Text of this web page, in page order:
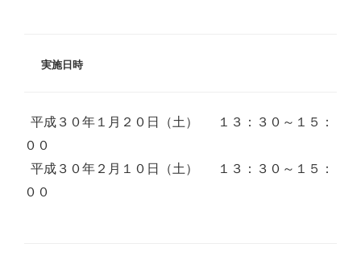
実施日時
平成３０年１月２０日（土） １３：３０～１５：
００
平成３０年２月１０日（土） １３：３０～１５：
００